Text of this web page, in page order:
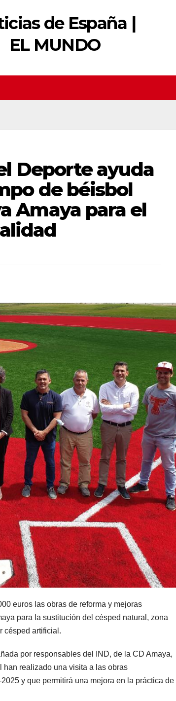
de España |
EL MUNDO
Deporte ayuda
de béisbol
Amaya para el
euros las obras de reforma y mejoras
para la sustitución del césped natural, zona
césped artificial.
por responsables del IND, de la CD Amaya,
realizado una visita a las obras
y que permitirá una mejora en la práctica de